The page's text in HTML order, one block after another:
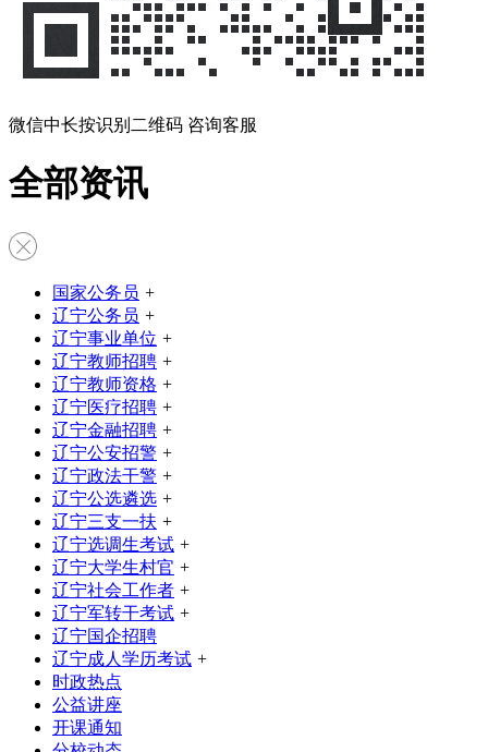
微信中长按识别二维码 咨询客服
全部资讯
国家公务员 +
辽宁公务员 +
辽宁事业单位 +
辽宁教师招聘 +
辽宁教师资格 +
辽宁医疗招聘 +
辽宁金融招聘 +
辽宁公安招警 +
辽宁政法干警 +
辽宁公选遴选 +
辽宁三支一扶 +
辽宁选调生考试 +
辽宁大学生村官 +
辽宁社会工作者 +
辽宁军转干考试 +
辽宁国企招聘
辽宁成人学历考试 +
时政热点
公益讲座
开课通知